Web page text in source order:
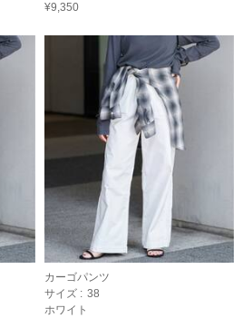
¥9,350
カーゴパンツ
サイズ : 38
ホワイト